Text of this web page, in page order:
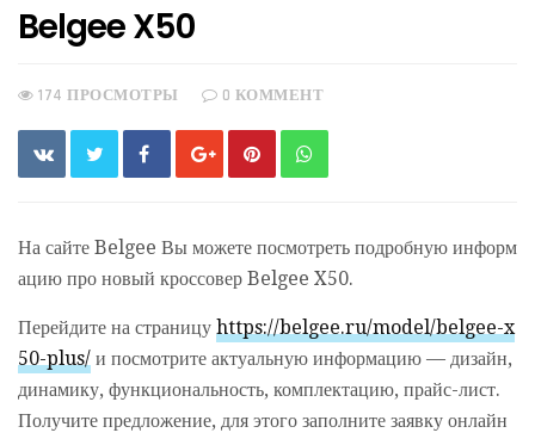
Belgee X50
174 ПРОСМОТРЫ 0 КОММЕНТ
На сайте Belgee Вы можете посмотреть подробную информ
ацию про новый кроссовер Belgee X50.
Перейдите на страницу https://belgee.ru/model/belgee-x
50-plus/ и посмотрите актуальную информацию — дизайн,
динамику, функциональность, комплектацию, прайс-лист.
Получите предложение, для этого заполните заявку онлайн